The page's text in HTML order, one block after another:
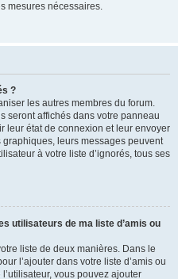
mesures nécessaires.
?
les autres membres du forum.
seront affichés dans votre panneau
leur état de connexion et leur envoyer
leurs messages peuvent
à votre liste d’ignorés, tous ses
utilisateurs de ma liste d’amis ou
liste de deux manières. Dans le
l’ajouter dans votre liste d’amis ou
vous pouvez ajouter